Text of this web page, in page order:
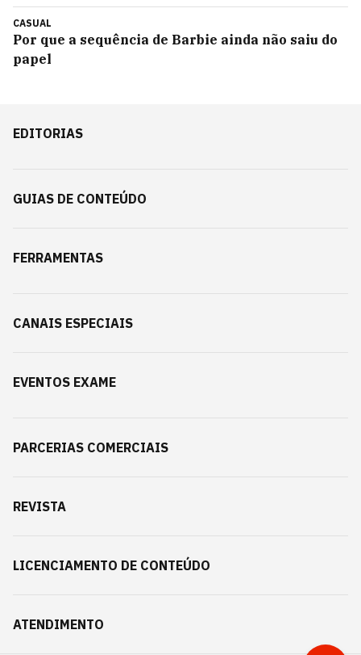
CASUAL
Por que a sequência de Barbie ainda não saiu do
papel
EDITORIAS
GUIAS DE CONTEÚDO
FERRAMENTAS
CANAIS ESPECIAIS
EVENTOS EXAME
PARCERIAS COMERCIAIS
REVISTA
LICENCIAMENTO DE CONTEÚDO
ATENDIMENTO